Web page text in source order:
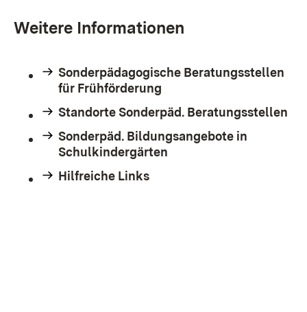
Weitere Informationen
Sonderpädagogische Beratungsstellen
für Frühförderung
Standorte Sonderpäd. Beratungsstellen
Sonderpäd. Bildungsangebote in
Schulkindergärten
Hilfreiche Links